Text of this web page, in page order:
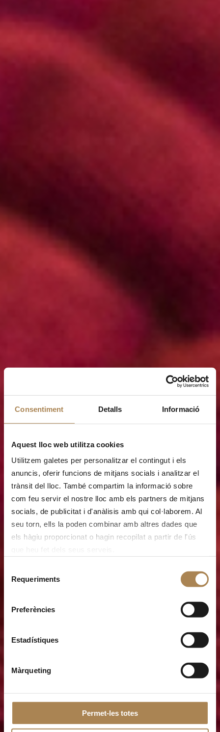
Consentiment Detalls Informació
Aquest lloc web utilitza cookies
Utilitzem galetes per personalitzar el contingut i els
anuncis, oferir funcions de mitjans socials i analitzar el
trànsit del lloc. També compartim la informació sobre
com feu servir el nostre lloc amb els partners de mitjans
socials, de publicitat i d'anàlisis amb qui col·laborem. Al
seu torn, ells la poden combinar amb altres dades que
els hàgiu proporcionat o hagin recopilat a partir de l'ús
Requeriments
Preferències
Estadístiques
Màrqueting
Permet-les totes
Habitación